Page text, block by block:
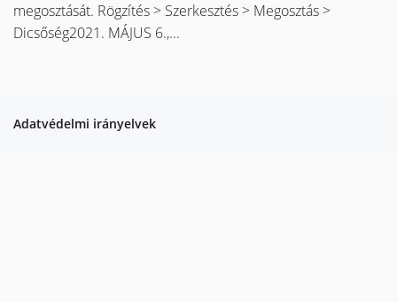
megosztását. Rögzítés > Szerkesztés > Megosztás >
Dicsőség2021. MÁJUS 6.,...
Adatvédelmi irányelvek